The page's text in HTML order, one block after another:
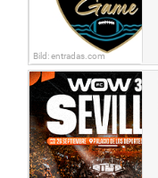
Bild: entradas.com